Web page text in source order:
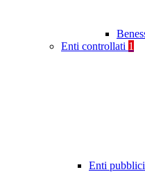
Enti controllati 1
Enti